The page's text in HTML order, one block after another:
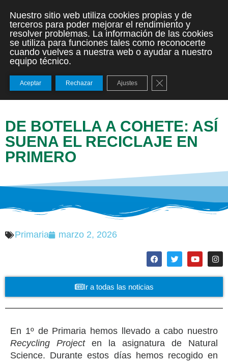
DE BOTELLA A COHETE: ASÍ
SUENA EL RECICLAJE EN
PRIMERO
Primaria marzo 2, 2026
Ir a todas las noticias
En 1º de Primaria hemos llevado a cabo nuestro
Recycling Projecten la asignatura de Natural
Science. Durante estos días hemos recogido en
Nuestro sitio web utiliza cookies propias y de
terceros para poder mejorar el rendimiento y
resolver problemas. La información de las cookies
se utiliza para funciones tales como reconocerte
cuando vuelves a nuestra web o ayudar a nuestro
equipo técnico.
Aceptar Rechazar Ajustes Cerrar el banner de